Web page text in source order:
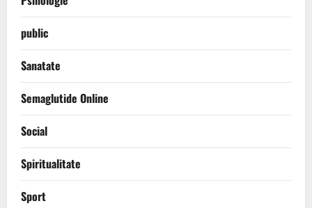
public
Sanatate
Semaglutide Online
Social
Spiritualitate
Sport